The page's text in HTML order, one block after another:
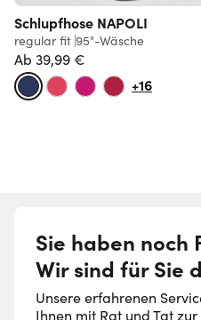
Schlupfhose NAPOLI
regular fit 95°-Wäsche
Ab 39,99 €
+16
Sie haben noch
Wir sind für Sie
Unsere erfahrenen
Ihnen mit Rat und Tat zur